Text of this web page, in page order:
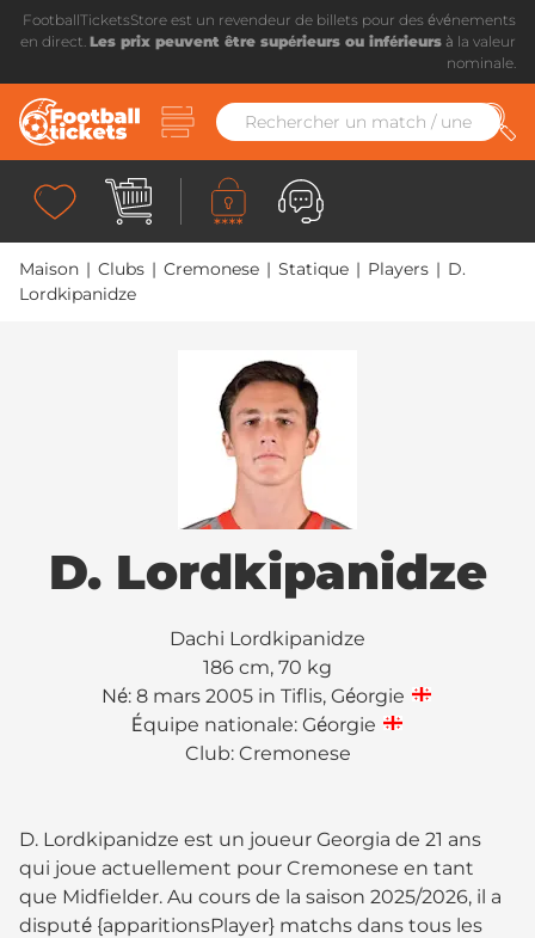
FootballTicketsStore est un revendeur de billets pour des événements
en direct. Les prix peuvent être supérieurs ou inférieurs à la valeur
nominale.
Maison | Clubs | Cremonese | Statique | Players | D.
Lordkipanidze
D. Lordkipanidze
Dachi Lordkipanidze
186 cm, 70 kg
Né: 8 mars 2005 in Tiflis, Géorgie
Équipe nationale: Géorgie
Club: Cremonese
D. Lordkipanidze est un joueur Georgia de 21 ans
qui joue actuellement pour Cremonese en tant
que Midfielder. Au cours de la saison 2025/2026, il a
disputé {apparitionsPlayer} matchs dans tous les